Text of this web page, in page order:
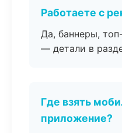
Работаете с
Да, баннеры,
— детали в
Где взять
приложение?